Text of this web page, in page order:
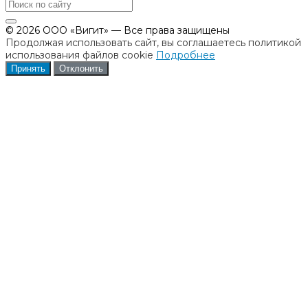
© 2026 ООО «Вигит» — Все права защищены
Продолжая использовать сайт, вы соглашаетесь политикой
использования файлов cookie Подробнее
Принять Отклонить